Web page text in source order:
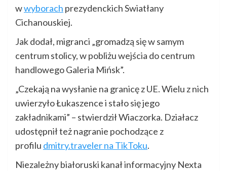
wwyborach prezydenckich Swiatłany
Cichanouskiej.
Jak dodał, migranci „gromadzą się w samym
centrum stolicy, w pobliżu wejścia do centrum
handlowego Galeria Mińsk”.
„Czekają na wysłanie na granicę z UE. Wielu z nich
uwierzyło Łukaszence i stało się jego
zakładnikami” – stwierdził Wiaczorka. Działacz
udostępnił też nagranie pochodzące z
profilu dmitry.traveler na TikToku.
Niezależny białoruski kanał informacyjny Nexta